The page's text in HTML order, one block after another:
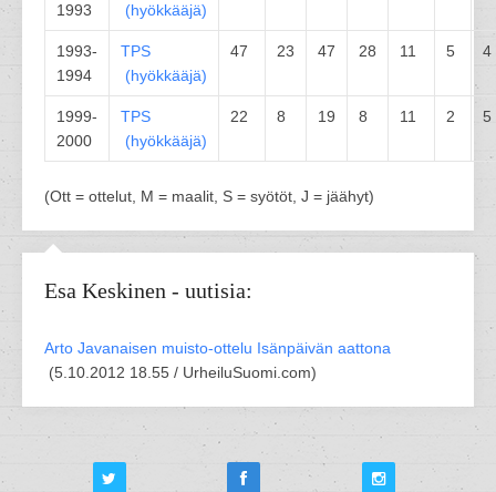
1993
(hyökkääjä)
1993-
1994
TPS
(hyökkääjä)
47 23 47 28 11 5 4
1999-
2000
TPS
(hyökkääjä)
22 8 19 8 11 2 5
(Ott = ottelut, M = maalit, S = syötöt, J = jäähyt)
Esa Keskinen - uutisia:
Arto Javanaisen muisto-ottelu Isänpäivän aattona
(5.10.2012 18.55 / UrheiluSuomi.com)